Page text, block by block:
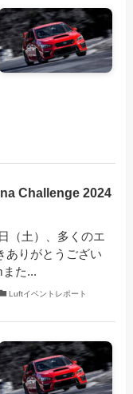
Challenge 2024
（土）、多くのエ
ありがとうござい
また...
Luftイベントレポート